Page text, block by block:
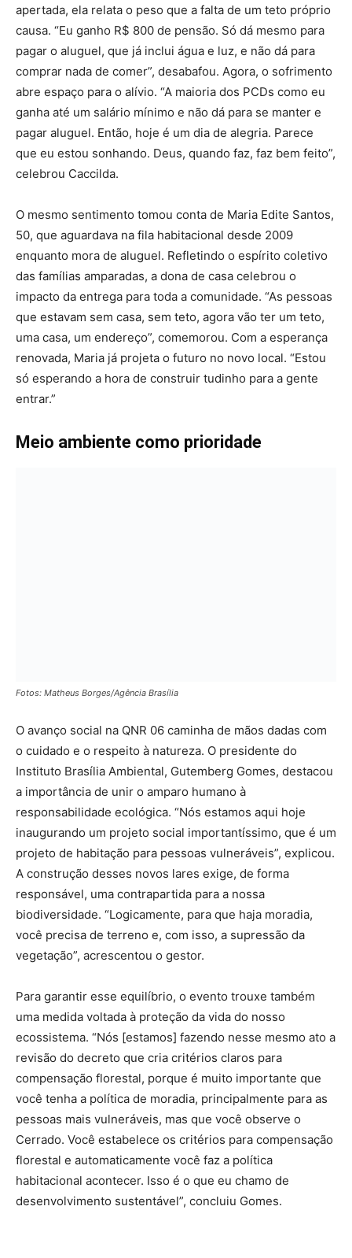
apertada, ela relata o peso que a falta de um teto próprio
causa. “Eu ganho R$ 800 de pensão. Só dá mesmo para
pagar o aluguel, que já inclui água e luz, e não dá para
comprar nada de comer”, desabafou. Agora, o sofrimento
abre espaço para o alívio. “A maioria dos PCDs como eu
ganha até um salário mínimo e não dá para se manter e
pagar aluguel. Então, hoje é um dia de alegria. Parece
que eu estou sonhando. Deus, quando faz, faz bem feito”,
celebrou Caccilda.
O mesmo sentimento tomou conta de Maria Edite Santos,
50, que aguardava na fila habitacional desde 2009
enquanto mora de aluguel. Refletindo o espírito coletivo
das famílias amparadas, a dona de casa celebrou o
impacto da entrega para toda a comunidade. “As pessoas
que estavam sem casa, sem teto, agora vão ter um teto,
uma casa, um endereço”, comemorou. Com a esperança
renovada, Maria já projeta o futuro no novo local. “Estou
só esperando a hora de construir tudinho para a gente
entrar.”
Meio ambiente como prioridade
Fotos: Matheus Borges/Agência Brasília
O avanço social na QNR 06 caminha de mãos dadas com
o cuidado e o respeito à natureza. O presidente do
Instituto Brasília Ambiental, Gutemberg Gomes, destacou
a importância de unir o amparo humano à
responsabilidade ecológica. “Nós estamos aqui hoje
inaugurando um projeto social importantíssimo, que é um
projeto de habitação para pessoas vulneráveis”, explicou.
A construção desses novos lares exige, de forma
responsável, uma contrapartida para a nossa
biodiversidade. “Logicamente, para que haja moradia,
você precisa de terreno e, com isso, a supressão da
vegetação”, acrescentou o gestor.
Para garantir esse equilíbrio, o evento trouxe também
uma medida voltada à proteção da vida do nosso
ecossistema. “Nós [estamos] fazendo nesse mesmo ato a
revisão do decreto que cria critérios claros para
compensação florestal, porque é muito importante que
você tenha a política de moradia, principalmente para as
pessoas mais vulneráveis, mas que você observe o
Cerrado. Você estabelece os critérios para compensação
florestal e automaticamente você faz a política
habitacional acontecer. Isso é o que eu chamo de
desenvolvimento sustentável”, concluiu Gomes.